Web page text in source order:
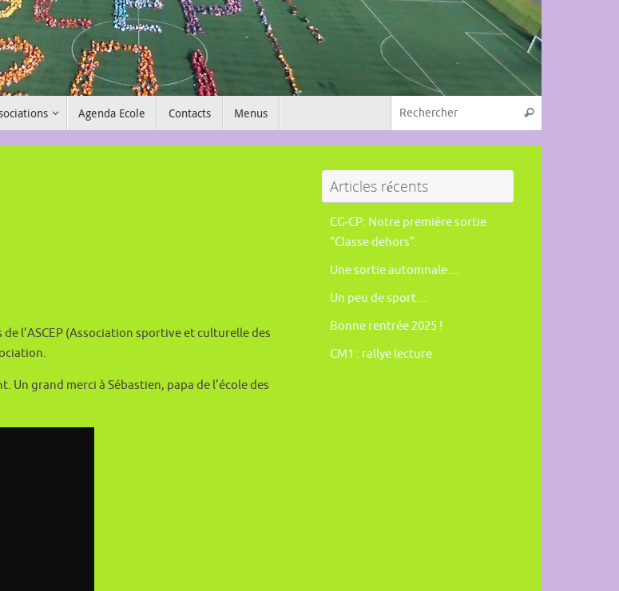
Agenda Ecole Contacts Menus Rechercher
l’ASCEP (Association sportive et culturelle des
grand merci à Sébastien, papa de l’école des
Articles récents
CG-CP: Notre première sortie
“Classe dehors”.
Une sortie automnale…
Un peu de sport…
Bonne rentrée 2025 !
CM1 : rallye lecture